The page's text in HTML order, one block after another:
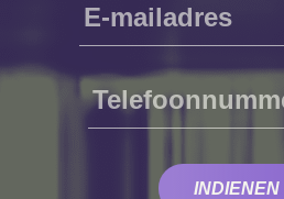
INDIENEN